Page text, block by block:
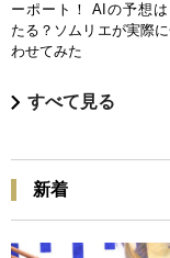
ーポート！ AIの予想は
たる？ソムリエが実際
わせてみた
すべて見る
新着